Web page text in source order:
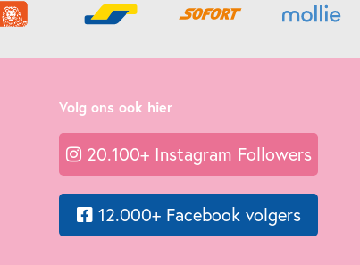
Volg ons ook hier
20.100+ Instagram Followers
12.000+ Facebook volgers